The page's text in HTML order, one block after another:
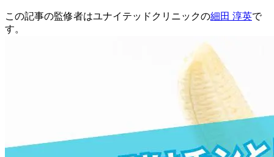
この記事の監修者はユナイテッドクリニックの細田 淳英で
す。